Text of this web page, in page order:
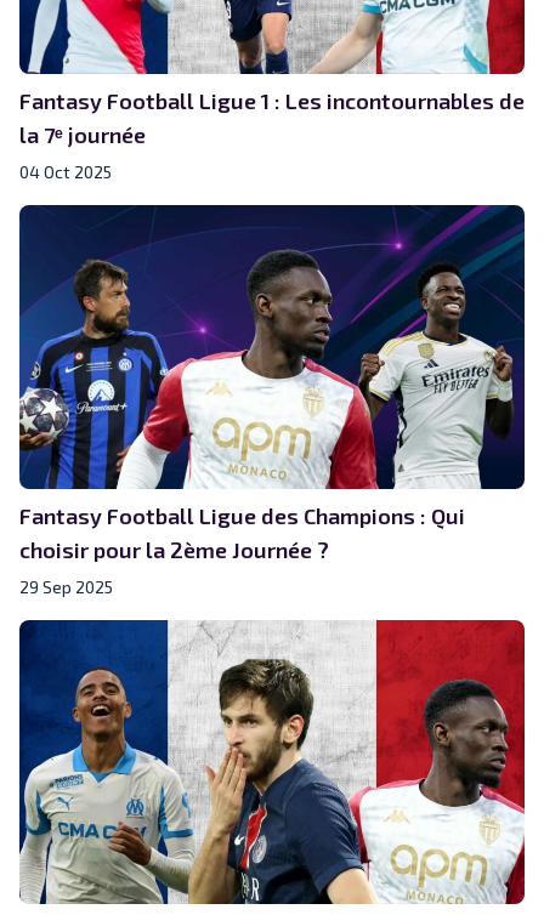
Fantasy Football Ligue 1 : Les incontournables de
la 7ᵉ journée
04 Oct 2025
Fantasy Football Ligue des Champions : Qui
choisir pour la 2ème Journée ?
29 Sep 2025